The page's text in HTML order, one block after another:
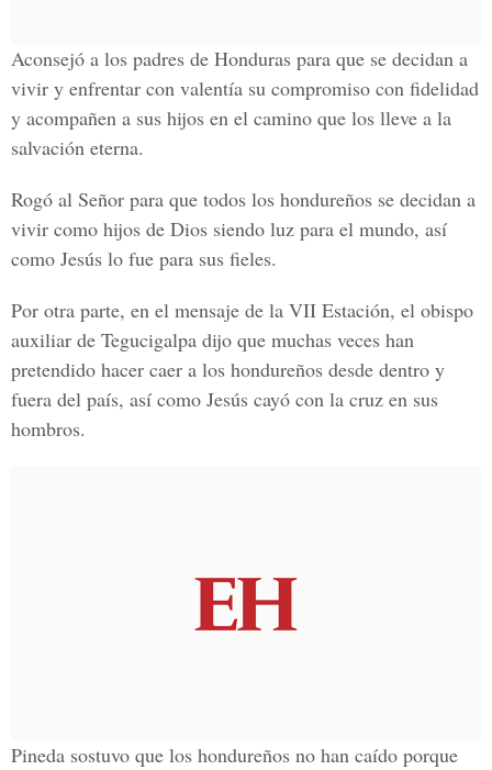
Aconsejó a los padres de Honduras para que se decidan a
vivir y enfrentar con valentía su compromiso con fidelidad
y acompañen a sus hijos en el camino que los lleve a la
salvación eterna.
Rogó al Señor para que todos los hondureños se decidan a
vivir como hijos de Dios siendo luz para el mundo, así
como Jesús lo fue para sus fieles.
Por otra parte, en el mensaje de la VII Estación, el obispo
auxiliar de Tegucigalpa dijo que muchas veces han
pretendido hacer caer a los hondureños desde dentro y
fuera del país, así como Jesús cayó con la cruz en sus
hombros.
Pineda sostuvo que los hondureños no han caído porque